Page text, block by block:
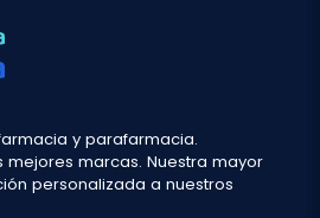
y parafarmacia.
mejores marcas. Nuestra mayor
personalizada a nuestros